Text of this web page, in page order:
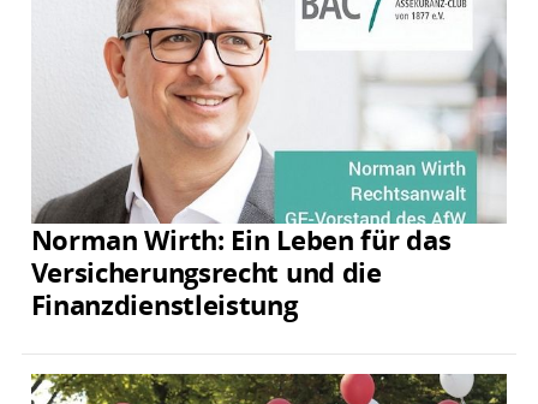
Norman Wirth: Ein Leben für das
Versicherungsrecht und die
Finanzdienstleistung